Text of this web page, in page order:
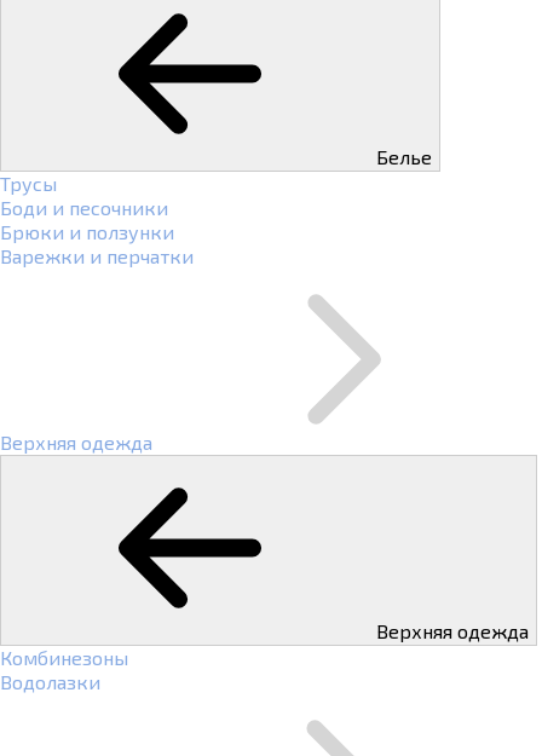
Белье
Трусы
Боди и песочники
Брюки и ползунки
Варежки и перчатки
Верхняя одежда
Верхняя одежда
Комбинезоны
Водолазки